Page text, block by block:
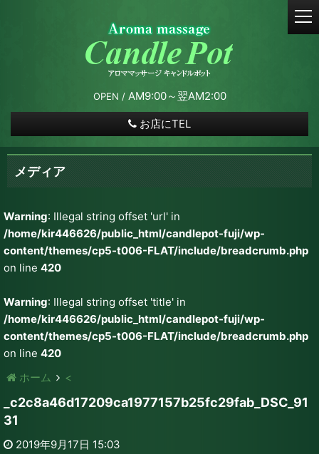
OPEN / AM9:00～翌AM2:00
お店にTEL
メディア
Warning: Illegal string offset 'url' in
/home/kir446626/public_html/candlepot-fuji/wp-
content/themes/cp5-t006-FLAT/include/breadcrumb.php
on line 420
Warning: Illegal string offset 'title' in
/home/kir446626/public_html/candlepot-fuji/wp-
content/themes/cp5-t006-FLAT/include/breadcrumb.php
on line 420
ホーム
<
_c2c8a46d17209ca1977157b25fc29fab_DSC_91
31
2019年9月17日 15:03
t
o
v
i